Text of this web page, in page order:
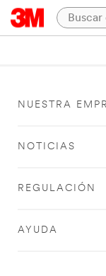
NUESTRA
NOTICIAS
REGULACIÓN
AYUDA